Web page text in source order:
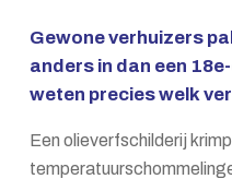
Gewone verhuizers
anders in dan een
weten precies welk
Een olieverfschilderij